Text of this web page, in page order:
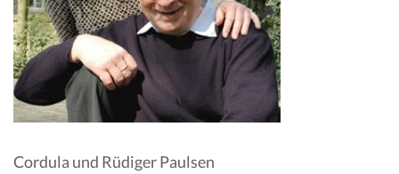
Cordula und Rüdiger Paulsen